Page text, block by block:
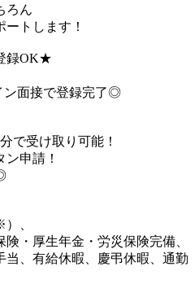
ろん
トします！
録OK★
ン面接で登録完了◎
で受け取り可能！
申請！
、
・厚生年金・労災保険完備、
、有給休暇、慶弔休暇、通勤